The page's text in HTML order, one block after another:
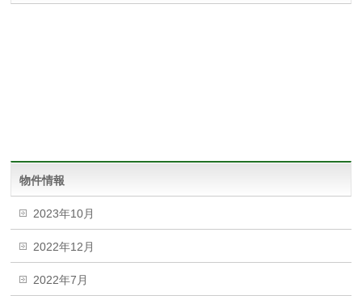
物件情報
2023年10月
2022年12月
2022年7月